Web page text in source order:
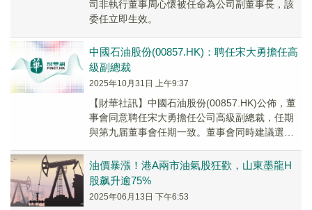
司非執行董事周心懷被任命為公司副董事長，該
委任立即生效。
中國石油股份(00857.HK)：聘任宋大勇擔任高
級副總裁
2025年10月31日 上午9:37
【財華社訊】中國石油股份(00857.HK)公佈，董
事會同意聘任宋大勇擔任公司高級副總裁，任期
與第九届董事會任期一致。董事會同時建議選舉
公...
油價暴漲！港A兩市油氣股狂歡，山東墨龍H
股飙升逾75%
2025年06月13日 下午6:53